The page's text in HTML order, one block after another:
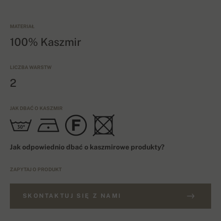
MATERIAŁ
100% Kaszmir
LICZBA WARSTW
2
JAK DBAĆ O KASZMIR
Jak odpowiednio dbać o kaszmirowe produkty?
ZAPYTAJ O PRODUKT
SKONTAKTUJ SIĘ Z NAMI